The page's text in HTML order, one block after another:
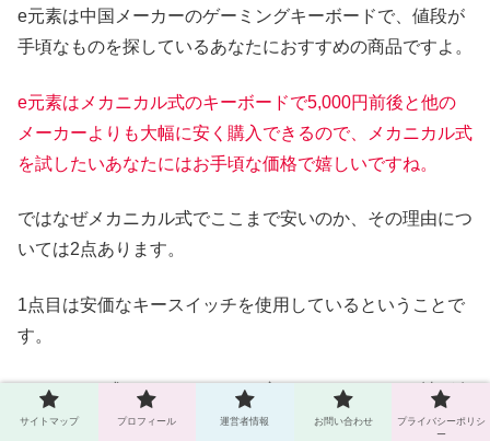
e元素は中国メーカーのゲーミングキーボードで、値段が
手頃なものを探しているあなたにおすすめの商品ですよ。
e元素はメカニカル式のキーボードで5,000円前後と他の
メーカーよりも大幅に安く購入できるので、メカニカル式
を試したいあなたにはお手頃な価格で嬉しいですね。
ではなぜメカニカル式でここまで安いのか、その理由につ
いては2点あります。
1点目は安価なキースイッチを使用しているということで
す。
メカニカル式のキースイッチは主にドイツのCherry社が有
名ですが、e元素はOUTEMU社のCherry MX互換のキース
サイトマップ プロフィール 運営者情報 お問い合わせ
プライバシーポリシ
ー